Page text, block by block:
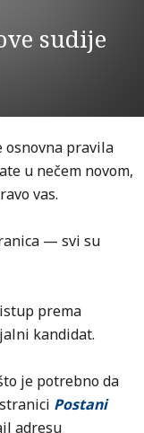
sudije
osnovna pravila
u nečem novom,
vas.
— svi su
prema
kandidat.
je potrebno da
Postani
adresu